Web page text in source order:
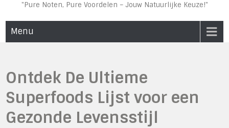
"Pure Noten, Pure Voordelen – Jouw Natuurlijke Keuze!"
Menu
Ontdek De Ultieme
Superfoods Lijst voor een
Gezonde Levensstijl